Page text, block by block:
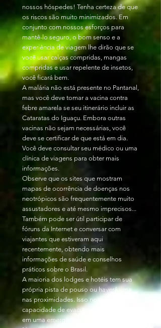
nossos hóspedes! Tenha certeza de que
os riscos são muito minimizados. Em
conjunto com nossos esforços para
mantê-lo seguro, o bom senso e a
experiência de viagem lhe dirão que se
você usar calças compridas, mangas
compridas e usar repelente de insetos,
você ficará bem.
A malária não está presente no Pantanal,
mas você deve tomar a vacina contra
febre amarela se seu itinerário incluir as
Cataratas do Iguaçu. Embora outras
vacinas não sejam necessárias, você
deve se certificar de que está em dia.
Você deve consultar seu médico ou uma
clínica de viagens para obter mais
informações.
Observe que os sites que mostram
mapas de ocorrência de doenças nos
neotrópicos são frequentemente muito
assustadores e até mesmo imprecisos...
Também pode ser útil participar de
fóruns da Internet e conversar com
viajantes que estiveram aqui
recentemente, obtendo mais
informações de saúde e conselhos
práticos sobre o Brasil.
A maioria dos lodges e hotéis tem sua
própria pista de pouso ou haverá uma
nas proximidades. Isso nos oferece a
capacidade de evacuar qualquer pessoa
em uma emergência médica séria.